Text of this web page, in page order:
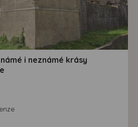
i neznámé krásy